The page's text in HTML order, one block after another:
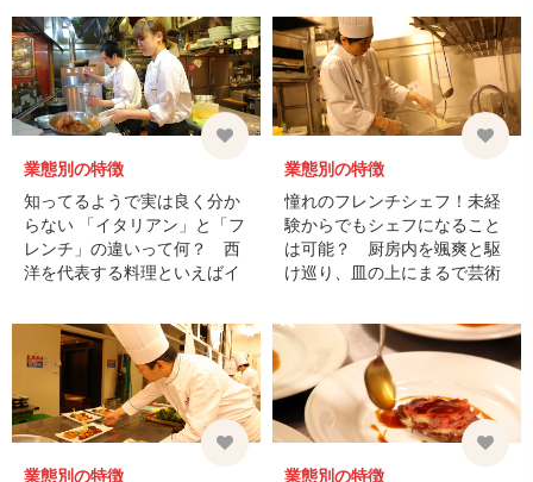
ルの中で、近年よく聞くよう
になった「イノベーティブ・
フュージョン」。海外で ...
的にフランス語の調理用語が
使われています。 ...
業態別の特徴
知ってるようで実は良く分か
らない 「イタリアン」と「フ
レンチ」の違いって何？ 西
洋を代表する料理といえばイ
ね。しかしイタリアンとフレ
ンチの違いって何？と聞かれ
たら、あなたは上 ...
業態別の特徴
憧れのフレンチシェフ！未経
験からでもシェフになること
は可能？ 厨房内を颯爽と駆
け巡り、皿の上にまるで芸術
生み出す…数ある料理人の中
でも、とりわけフランス料
業態別の特徴
業態別の特徴